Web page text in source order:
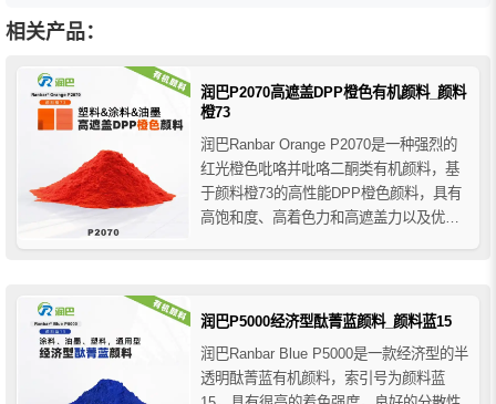
相关产品：
润巴P2070高遮盖DPP橙色有机颜料_颜料
橙73
润巴Ranbar Orange P2070是一种强烈的
红光橙色吡咯并吡咯二酮类有机颜料，基
于颜料橙73的高性能DPP橙色颜料，具有
高饱和度、高着色力和高遮盖力以及优异
的着色。
润巴P5000经济型酞菁蓝颜料_颜料蓝15
润巴Ranbar Blue P5000是一款经济型的半
透明酞菁蓝有机颜料，索引号为颜料蓝